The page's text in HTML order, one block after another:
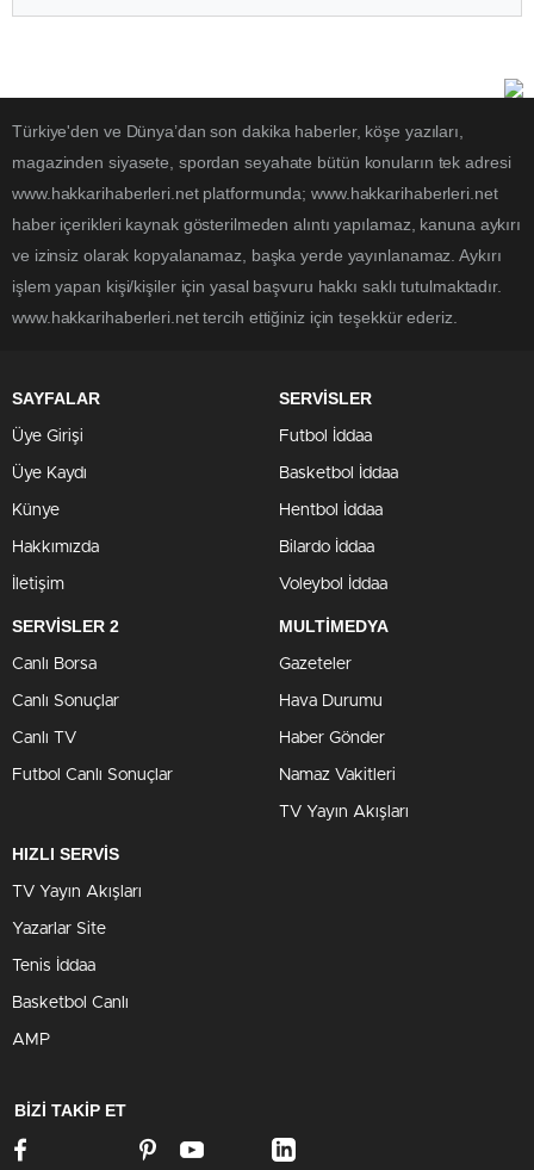
Türkiye'den ve Dünya’dan son dakika haberler, köşe yazıları,
magazinden siyasete, spordan seyahate bütün konuların tek adresi
www.hakkarihaberleri.net platformunda; www.hakkarihaberleri.net
haber içerikleri kaynak gösterilmeden alıntı yapılamaz, kanuna aykırı
ve izinsiz olarak kopyalanamaz, başka yerde yayınlanamaz. Aykırı
işlem yapan kişi/kişiler için yasal başvuru hakkı saklı tutulmaktadır.
www.hakkarihaberleri.net tercih ettiğiniz için teşekkür ederiz.
SAYFALAR
Üye Girişi
Üye Kaydı
Künye
Hakkımızda
İletişim
SERVİSLER
Futbol İddaa
Basketbol İddaa
Hentbol İddaa
Bilardo İddaa
Voleybol İddaa
SERVİSLER 2
Canlı Borsa
Canlı Sonuçlar
Canlı TV
Futbol Canlı Sonuçlar
MULTİMEDYA
Gazeteler
Hava Durumu
Haber Gönder
Namaz Vakitleri
TV Yayın Akışları
HIZLI SERVİS
TV Yayın Akışları
Yazarlar Site
Tenis İddaa
Basketbol Canlı
AMP
BİZİ TAKİP ET